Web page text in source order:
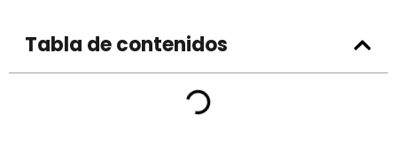
Tabla de contenidos